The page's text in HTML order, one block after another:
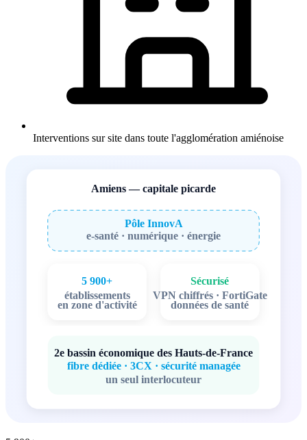
Interventions sur site dans toute l'agglomération amiénoise
Amiens — capitale picarde
Pôle InnovA
e-santé · numérique · énergie
5 900+
établissements
en zone d'activité
Sécurisé
VPN chiffrés · FortiGate
données de santé
2e bassin économique des Hauts-de-France
fibre dédiée · 3CX · sécurité managée
un seul interlocuteur